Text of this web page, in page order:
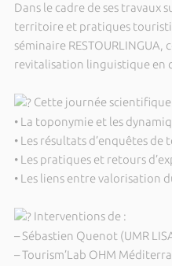
Dans le cadre de ses travaux
territoire et pratiques
séminaire RESTOURLINGUA,
revitalisation linguistique en
Cette journée
• La toponymie et les
• Les résultats d’enquêtes
• Les pratiques et retours
• Les liens entre valorisation
Interventions de :
– Sébastien Quenot (UMR
– Tourism’Lab OHM